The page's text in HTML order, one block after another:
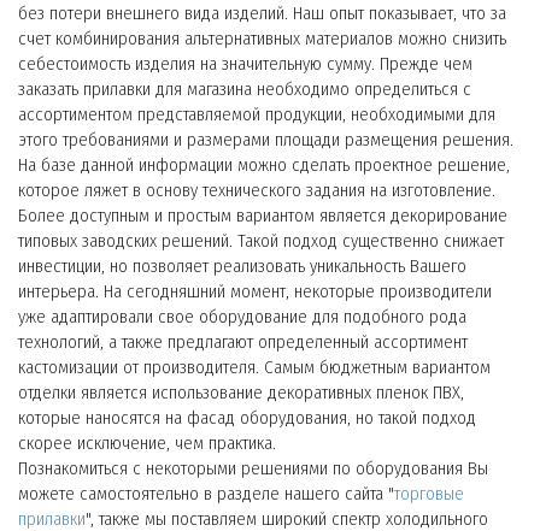
без потери внешнего вида изделий. Наш опыт показывает, что за
счет комбинирования альтернативных материалов можно снизить
себестоимость изделия на значительную сумму. Прежде чем
заказать прилавки для магазина необходимо определиться с
ассортиментом представляемой продукции, необходимыми для
этого требованиями и размерами площади размещения решения.
На базе данной информации можно сделать проектное решение,
которое ляжет в основу технического задания на изготовление.
Более доступным и простым вариантом является декорирование
типовых заводских решений. Такой подход существенно снижает
инвестиции, но позволяет реализовать уникальность Вашего
интерьера. На сегодняшний момент, некоторые производители
уже адаптировали свое оборудование для подобного рода
технологий, а также предлагают определенный ассортимент
кастомизации от производителя. Самым бюджетным вариантом
отделки является использование декоративных пленок ПВХ,
которые наносятся на фасад оборудования, но такой подход
скорее исключение, чем практика.
Познакомиться с некоторыми решениями по оборудования Вы
можете самостоятельно в разделе нашего сайта "торговые
прилавки", также мы поставляем широкий спектр холодильного